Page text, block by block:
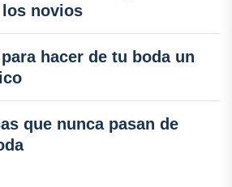
novios
hacer de tu boda un
que nunca pasan de